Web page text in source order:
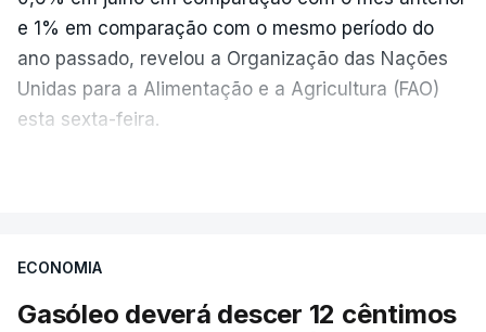
e 1% em comparação com o mesmo período do
ano passado, revelou a Organização das Nações
Unidas para a Alimentação e a Agricultura (FAO)
esta sexta-feira.
com ondas de calor no Verão e conflitos na
Ucrânia e no Médio Oriente a elevar os
ECONOMIA
Gasóleo deverá descer 12 cêntimos